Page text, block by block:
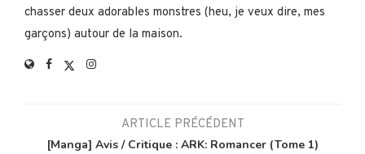
chasser deux adorables monstres (heu, je veux dire, mes
garçons) autour de la maison.
ARTICLE PRÉCÉDENT
[Manga] Avis / Critique : ARK: Romancer (Tome 1)